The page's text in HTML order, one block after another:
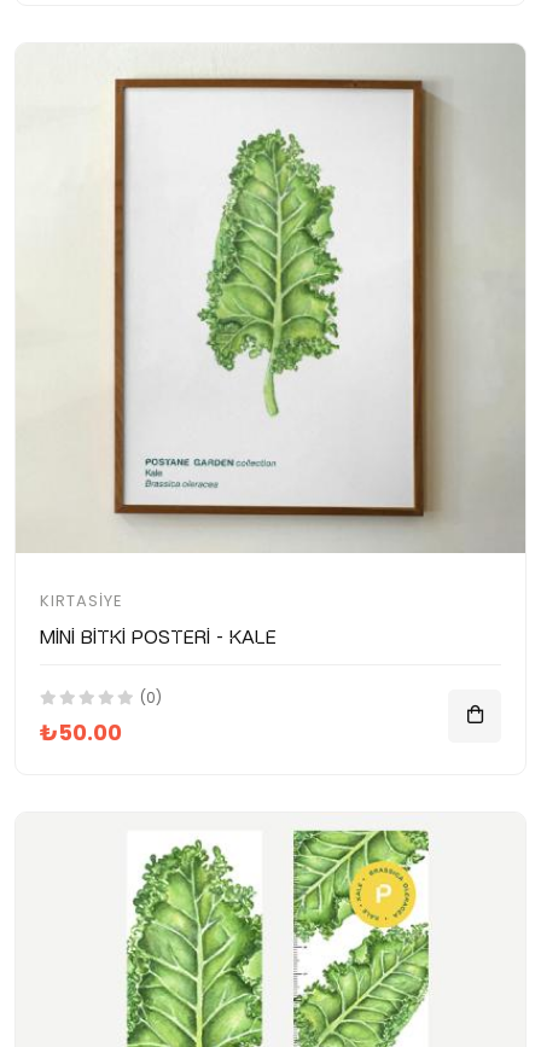
KIRTASIYE
Mini Bitki Posteri - Kale
(0)
₺50.00